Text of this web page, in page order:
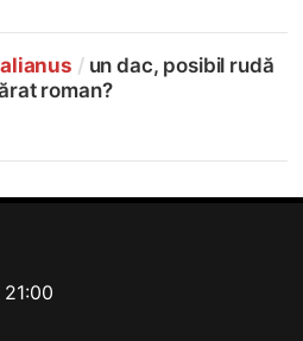
/un dac, posibil rudă
roman?